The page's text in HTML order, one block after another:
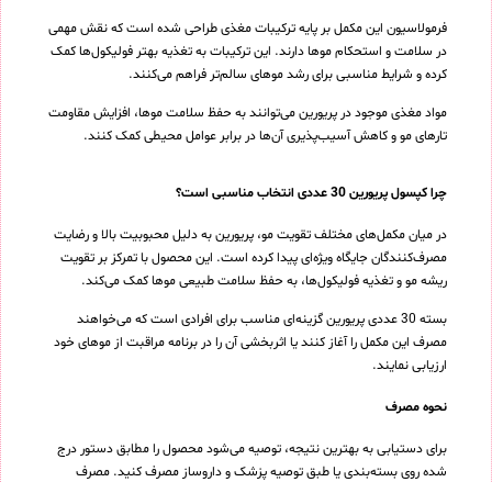
فرمولاسیون این مکمل بر پایه ترکیبات مغذی طراحی شده است که نقش مهمی
در سلامت و استحکام موها دارند. این ترکیبات به تغذیه بهتر فولیکول‌ها کمک
کرده و شرایط مناسبی برای رشد موهای سالم‌تر فراهم می‌کنند.
مواد مغذی موجود در پریورین می‌توانند به حفظ سلامت موها، افزایش مقاومت
تارهای مو و کاهش آسیب‌پذیری آن‌ها در برابر عوامل محیطی کمک کنند.
چرا کپسول پریورین 30 عددی انتخاب مناسبی است؟
در میان مکمل‌های مختلف تقویت مو، پریورین به دلیل محبوبیت بالا و رضایت
مصرف‌کنندگان جایگاه ویژه‌ای پیدا کرده است. این محصول با تمرکز بر تقویت
ریشه مو و تغذیه فولیکول‌ها، به حفظ سلامت طبیعی موها کمک می‌کند.
بسته 30 عددی پریورین گزینه‌ای مناسب برای افرادی است که می‌خواهند
مصرف این مکمل را آغاز کنند یا اثربخشی آن را در برنامه مراقبت از موهای خود
ارزیابی نمایند.
نحوه مصرف
برای دستیابی به بهترین نتیجه، توصیه می‌شود محصول را مطابق دستور درج
شده روی بسته‌بندی یا طبق توصیه پزشک و داروساز مصرف کنید. مصرف